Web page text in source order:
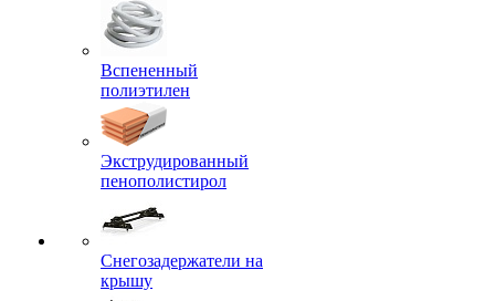
Вспененный
полиэтилен
Экструдированный
пенополистирол
Снегозадержатели на
крышу